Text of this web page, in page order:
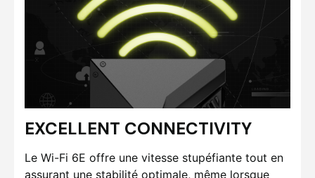
EXCELLENT CONNECTIVITY
Le Wi-Fi 6E offre une vitesse stupéfiante tout en
assurant une stabilité optimale, même lorsque